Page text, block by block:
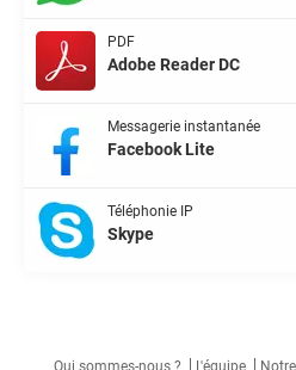
PDF
Adobe Reader DC
Messagerie instantanée
Facebook Lite
Téléphonie IP
Skype